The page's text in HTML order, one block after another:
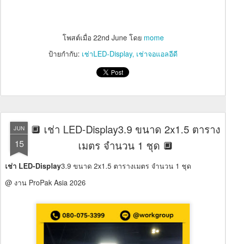
โพสต์เมื่อ 22nd Juneโดย mome
ป้ายกำกับ: เช่าLED-Display เช่าจอแอลอีดี
JUN
15
🔲 เช่า LED-Display3.9 ขนาด 2x1.5 ตาราง
เมตร จำนวน 1 ชุด 🔲
เช่า LED-Display3.9 ขนาด 2x1.5 ตารางเมตร จำนวน 1 ชุด
@ งาน ProPak Asia 2026